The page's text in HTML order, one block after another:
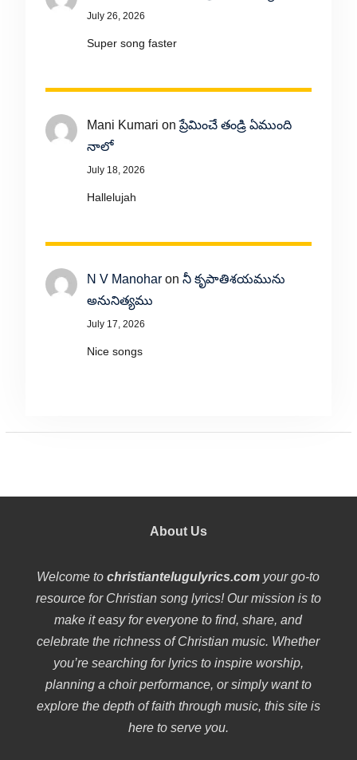
July 26, 2026
Super song faster
Mani Kumari onప్రేమించే తండ్రి ఏముంది
నాలో
July 18, 2026
Hallelujah
N V Manoharon నీ కృపాతిశయమును
అనునిత్యము
July 17, 2026
Nice songs
About Us
Welcome tochristiantelugulyrics.com your go-to
resource for Christian song lyrics! Our mission is to
make it easy for everyone to find, share, and
celebrate the richness of Christian music. Whether
you’re searching for lyrics to inspire worship,
planning a choir performance, or simply want to
explore the depth of faith through music, this site is
here to serve you.